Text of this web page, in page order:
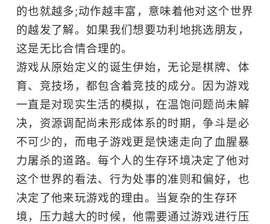
的也就越多;动作越丰富，意味着他对这个世界
的越发了解。如果我们想要功利地挑选朋友，
这是无比合情合理的。
游戏从原始定义的诞生伊始，无论是棋牌、体
育、竞技场，都包含着竞技的成分。因为游戏
一直是对现实生活的模拟，在温饱问题尚未解
决，资源调配尚未形成体系的时期，争斗是必
不可少的，而电子游戏更是快速走向了血腥暴
力屠杀的道路。每个人的生存环境决定了他对
这个世界的看法、行为处事的准则和偏好，也
决定了他来玩游戏的理由。当复杂的生存环
境，压力越大的时候，他需要通过游戏进行压